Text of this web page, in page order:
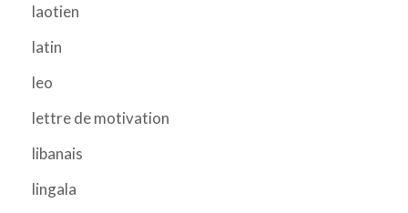
laotien
latin
leo
lettre de motivation
libanais
lingala